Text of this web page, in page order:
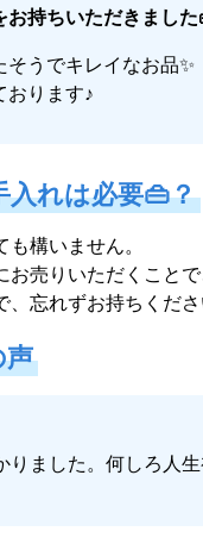
お持ちいただきました
そうでキレイなお品✨
おります♪
れは必要👜？
構いません。
売りいただくことで
、忘れずお持ちくだ
声
りました。何しろ